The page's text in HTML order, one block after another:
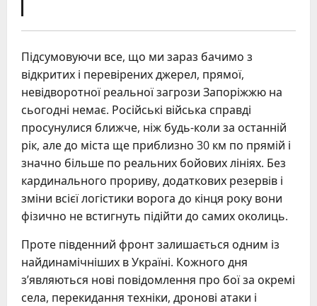
Підсумовуючи все, що ми зараз бачимо з
відкритих і перевірених джерел, прямої,
невідворотної реальної загрози Запоріжжю на
сьогодні немає. Російські війська справді
просунулися ближче, ніж будь-коли за останній
рік, але до міста ще приблизно 30 км по прямій і
значно більше по реальних бойових лініях. Без
кардинального прориву, додаткових резервів і
зміни всієї логістики ворога до кінця року вони
фізично не встигнуть підійти до самих околиць.
Проте південний фронт залишається одним із
найдинамічніших в Україні. Кожного дня
з’являються нові повідомлення про бої за окремі
села, перекидання техніки, дронові атаки і